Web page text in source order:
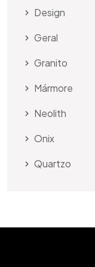
Design
Geral
Granito
Mármore
Neolith
Onix
Quartzo